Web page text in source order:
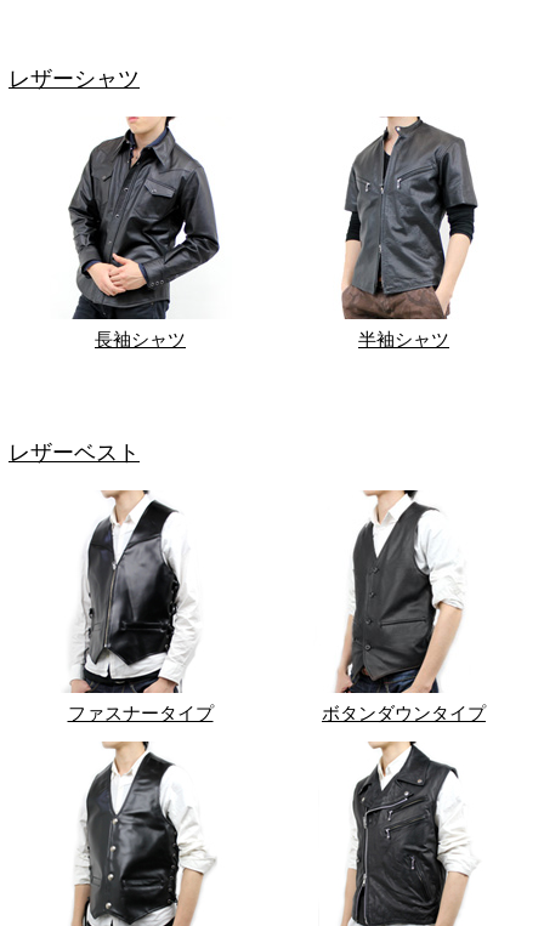
レザーシャツ
長袖シャツ 半袖シャツ
レザーベスト
ファスナータイプ ボタンダウンタイプ